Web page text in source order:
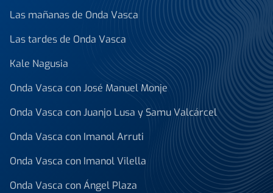
Las mañanas de Onda Vasca
Las tardes de Onda Vasca
Kale Nagusia
Onda Vasca con José Manuel Monje
Onda Vasca con Juanjo Lusa y Samu Valcárcel
Onda Vasca con Imanol Arruti
Onda Vasca con Imanol Vilella
Onda Vasca con Ángel Plaza